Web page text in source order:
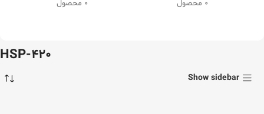
0 محصول 0 محصول
HSP-420
Show sidebar